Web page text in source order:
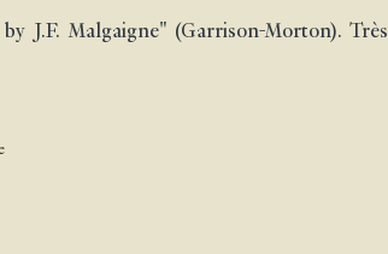
J.F. Malgaigne" (Garrison-Morton).